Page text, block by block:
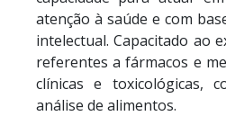
atenção à saúde e com
intelectual. Capacitado ao
referentes a fármacos e
clínicas e toxicológicas,
análise de alimentos.